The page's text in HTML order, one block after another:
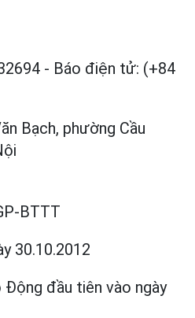
- Báo điện tử: (+84
Bạch, phường Cầu
BTTT
30.10.2012
đầu tiên vào ngày